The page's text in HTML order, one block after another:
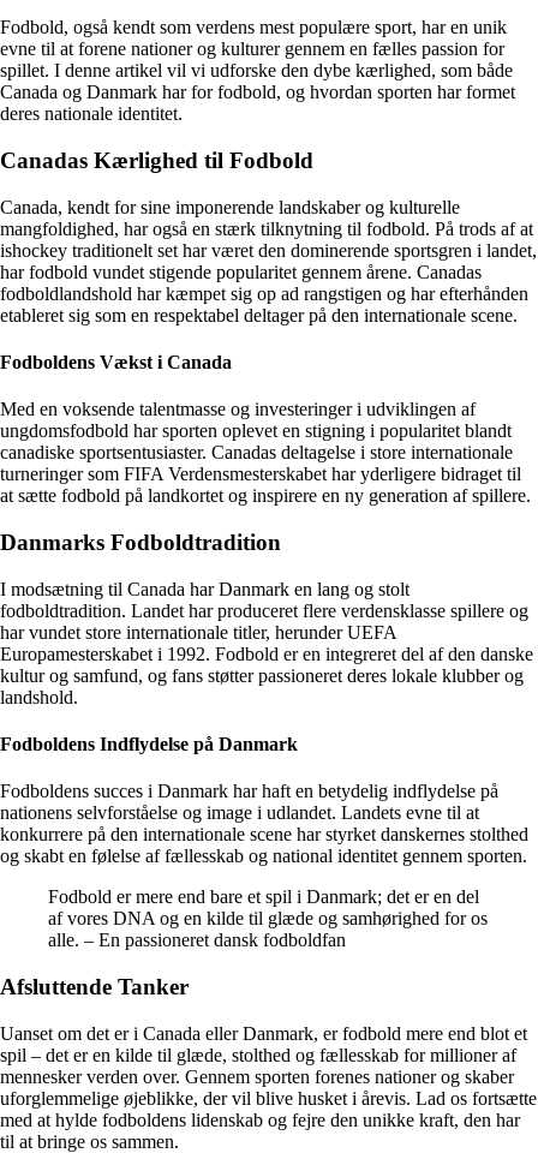
Fodbold, også kendt som verdens mest populære sport, har en unik
evne til at forene nationer og kulturer gennem en fælles passion for
spillet. I denne artikel vil vi udforske den dybe kærlighed, som både
Canada og Danmark har for fodbold, og hvordan sporten har formet
deres nationale identitet.
Canadas Kærlighed til Fodbold
Canada, kendt for sine imponerende landskaber og kulturelle
mangfoldighed, har også en stærk tilknytning til fodbold. På trods af at
ishockey traditionelt set har været den dominerende sportsgren i landet,
har fodbold vundet stigende popularitet gennem årene. Canadas
fodboldlandshold har kæmpet sig op ad rangstigen og har efterhånden
etableret sig som en respektabel deltager på den internationale scene.
Fodboldens Vækst i Canada
Med en voksende talentmasse og investeringer i udviklingen af
ungdomsfodbold har sporten oplevet en stigning i popularitet blandt
canadiske sportsentusiaster. Canadas deltagelse i store internationale
turneringer som FIFA Verdensmesterskabet har yderligere bidraget til
at sætte fodbold på landkortet og inspirere en ny generation af spillere.
Danmarks Fodboldtradition
I modsætning til Canada har Danmark en lang og stolt
fodboldtradition. Landet har produceret flere verdensklasse spillere og
har vundet store internationale titler, herunder UEFA
Europamesterskabet i 1992. Fodbold er en integreret del af den danske
kultur og samfund, og fans støtter passioneret deres lokale klubber og
landshold.
Fodboldens Indflydelse på Danmark
Fodboldens succes i Danmark har haft en betydelig indflydelse på
nationens selvforståelse og image i udlandet. Landets evne til at
konkurrere på den internationale scene har styrket danskernes stolthed
og skabt en følelse af fællesskab og national identitet gennem sporten.
Fodbold er mere end bare et spil i Danmark; det er en del
af vores DNA og en kilde til glæde og samhørighed for os
alle. – En passioneret dansk fodboldfan
Afsluttende Tanker
Uanset om det er i Canada eller Danmark, er fodbold mere end blot et
spil – det er en kilde til glæde, stolthed og fællesskab for millioner af
mennesker verden over. Gennem sporten forenes nationer og skaber
uforglemmelige øjeblikke, der vil blive husket i årevis. Lad os fortsætte
med at hylde fodboldens lidenskab og fejre den unikke kraft, den har
til at bringe os sammen.